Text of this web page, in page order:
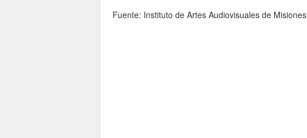
Fuente: Instituto de Artes Audiovisuales de Misiones